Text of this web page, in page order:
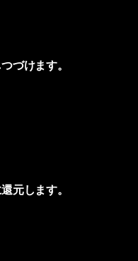
づけます。
元します。